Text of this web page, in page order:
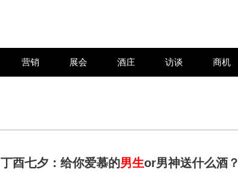
营销 展会 酒庄 访谈 商机
丁酉七夕：给你爱慕的男生or男神送什么酒？